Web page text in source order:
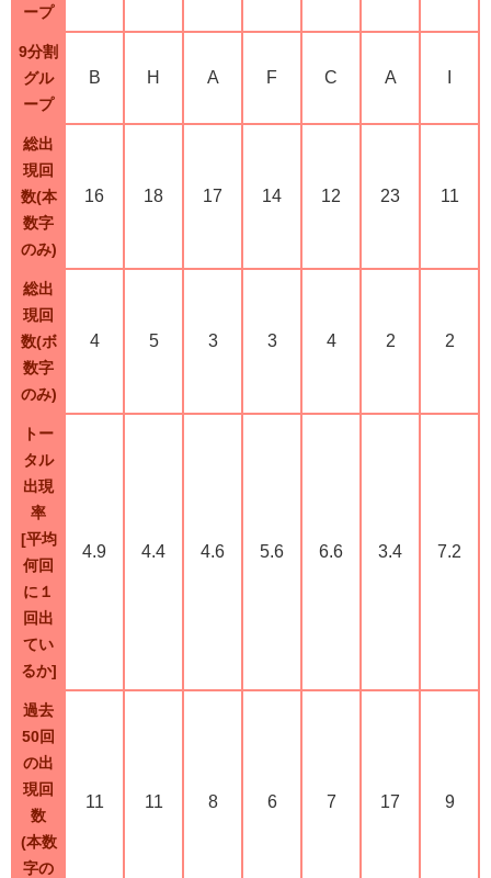
ープ
9分割
グル
ープ
B H A F C A
総出
現回
数(本
数字
のみ)
16 18 17 14 12 23 11
総出
現回
数(ボ
数字
のみ)
4 5 3 3 4 2 2
トー
タル
出現
率
[平均
何回
に１
回出
てい
るか]
4.9 4.4 4.6 5.6 6.6 3.4 7.2
過去
50回
の出
現回
数
(本数
字の
11 11 8 6 7 17 9